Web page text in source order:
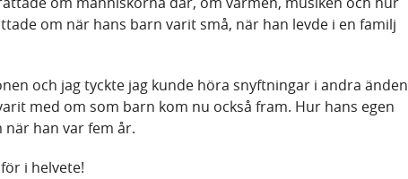
om när hans barn varit små, när han levde i en familj
och jag tyckte jag kunde höra snyftningar i andra änden
med om som barn kom nu också fram. Hur hans egen
han var fem år.
i helvete!